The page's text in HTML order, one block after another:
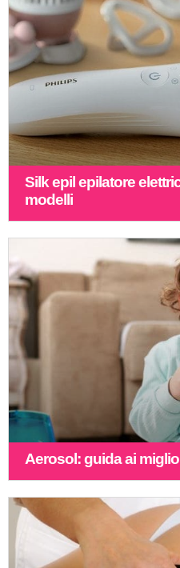
Silk epil epilatore
modelli
Aerosol: guida ai